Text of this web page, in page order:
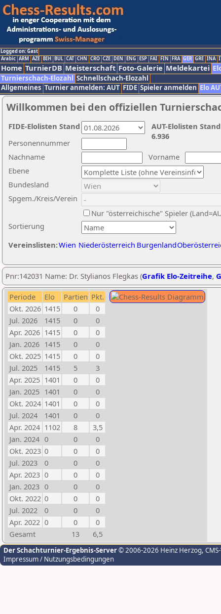
Logged on: Gast
Arabic ARM AZE BIH BUL CAT CHN CRO CZE DEN ENG ESP FAI FIN FRA GER GRE INA
Home TurnierDB Meisterschaft Foto-Galerie Meldekartei
Turnierschach-Elozahl Schnellschach-Elozahl
Allgemeines Turnier anmelden: AUT FIDE Spieler anmelden Elo
Willkommen bei den offiziellen
Nachname
Vorname
Ebene
Sortierung
Personennummer
Bundesland
Spgem./Kreis/Verein
Nur "österreichische" Spieler
Vereinslisten:Wien Niederösterreich Burgenland
AUT-Elolisten
6.936
FIDE-Elolisten Stand
Pnr:142031 Name: Dr. Stylianos Flegkas (Grafik Elo-Zeitreihe,
Periode Elo Partien Pkt.
Okt. 2026 1415 0
0
Jul. 2026
1415 0
0
Apr. 2026 1415 0
0
Jan. 2026 1415 0
0
Okt. 2025 1415 0
0
Jul. 2025
1415 5
3
Apr. 2025 1401 0
0
Jan. 2025 1401 0
0
Okt. 2024 1401 0
0
Jul. 2024
1401 0
0
Apr. 2024 1102 8
3,5
Jan. 2024 0 0
0
Okt. 2023 0 0
0
Jul. 2023
0 0
0
Apr. 2023 0 0
0
Jan. 2023 0 0
0
Okt. 2022 0 0
0
Jul. 2022
0 0
0
Apr. 2022 0 0
0
Gesamt
13 6,5
Der Schachturnier-Ergebnis-Server© 2006-2026 Heinz Herzog,
Impressum / Nutzungsbedingungen